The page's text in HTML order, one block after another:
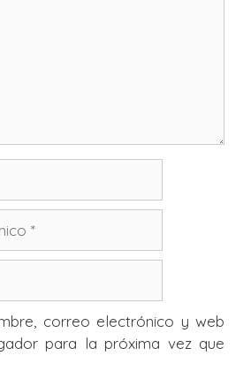
correo electrónico y web
para la próxima vez que